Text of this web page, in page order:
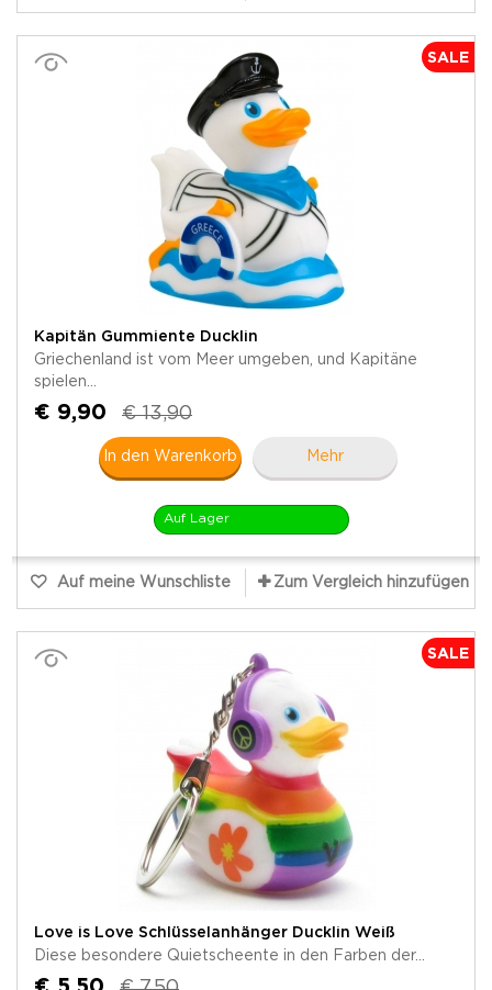
SALE
Kapitän Gummiente Ducklin
Griechenland ist vom Meer umgeben, und Kapitäne
spielen...
€ 9,90 € 13,90
In den Warenkorb Mehr
Auf Lager
Auf meine Wunschliste Zum Vergleich hinzufügen
SALE
Love is Love Schlüsselanhänger Ducklin Weiß
Diese besondere Quietscheente in den Farben der...